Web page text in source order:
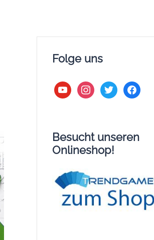
Folge uns
youtubeinstagram
twitter facebook
Besucht unseren
Onlineshop!